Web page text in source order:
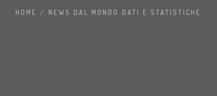
HOME / NEWS DAL MONDO DATI E STATISTICHE